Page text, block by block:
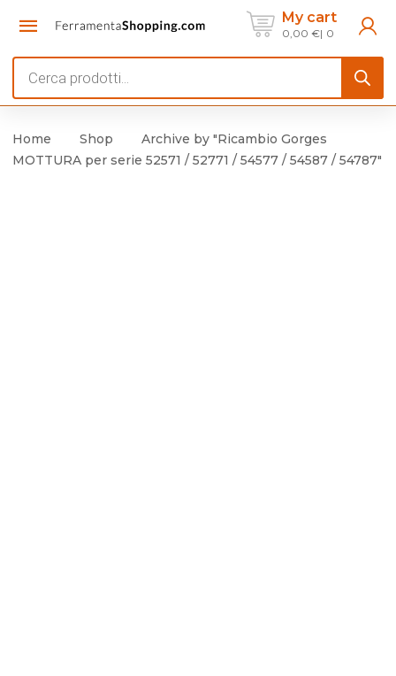
My cart
0,00 € 0
search
Home Shop
Archive by "Ricambio Gorges
MOTTURA per serie 52571 / 52771 / 54577 / 54587 / 54787"